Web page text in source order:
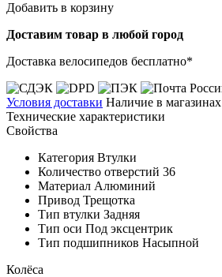
Добавить в корзину
Доставим товар в любой город
Доставка велосипедов бесплатно*
Условия доставки Наличие в магазинах
Технические характеристики
Свойства
Категория Втулки
Количество отверстий 36
Материал Алюминий
Привод Трещотка
Тип втулки Задняя
Тип оси Под эксцентрик
Тип подшипников Насыпной
Колёса